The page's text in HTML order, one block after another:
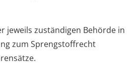
jeweils zuständigen Behörde in
zum Sprengstoffrecht